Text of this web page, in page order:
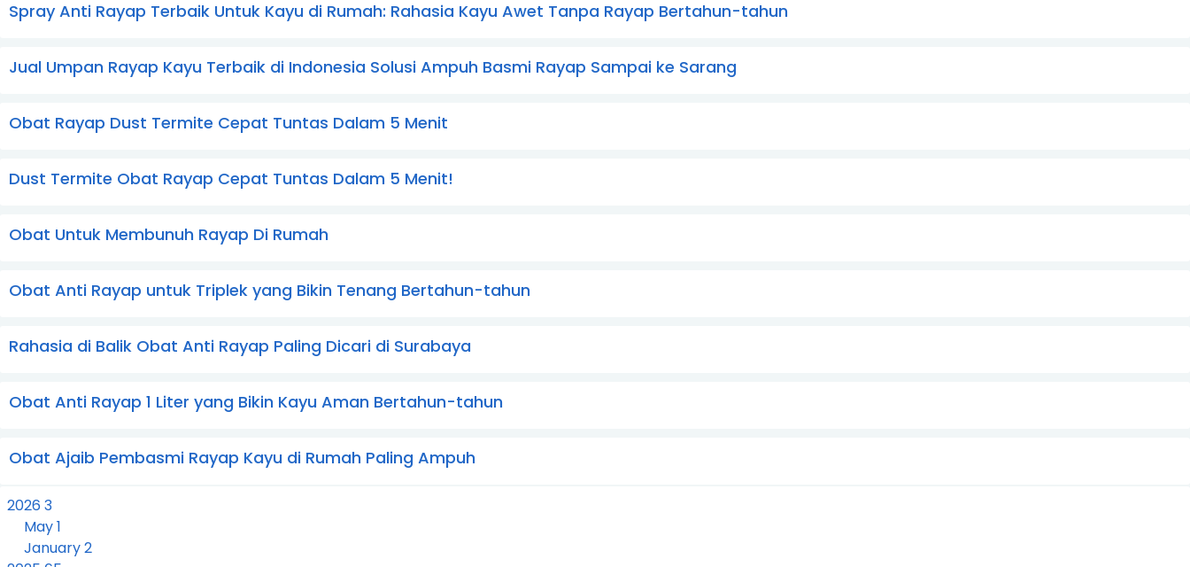
Spray Anti Rayap Terbaik Untuk Kayu di Rumah: Rahasia Kayu Awet Tanpa Rayap Bertahun-tahun
Jual Umpan Rayap Kayu Terbaik di Indonesia Solusi Ampuh Basmi Rayap Sampai ke Sarang
Obat Rayap Dust Termite Cepat Tuntas Dalam 5 Menit
Dust Termite Obat Rayap Cepat Tuntas Dalam 5 Menit!
Obat Untuk Membunuh Rayap Di Rumah
Obat Anti Rayap untuk Triplek yang Bikin Tenang Bertahun-tahun
Rahasia di Balik Obat Anti Rayap Paling Dicari di Surabaya
Obat Anti Rayap 1 Liter yang Bikin Kayu Aman Bertahun-tahun
Obat Ajaib Pembasmi Rayap Kayu di Rumah Paling Ampuh
2026 3
May1
January2